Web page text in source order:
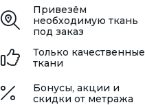
Привезём
необходимую ткань
под заказ
Только качественные
ткани
Бонусы, акции и
скидки от метража